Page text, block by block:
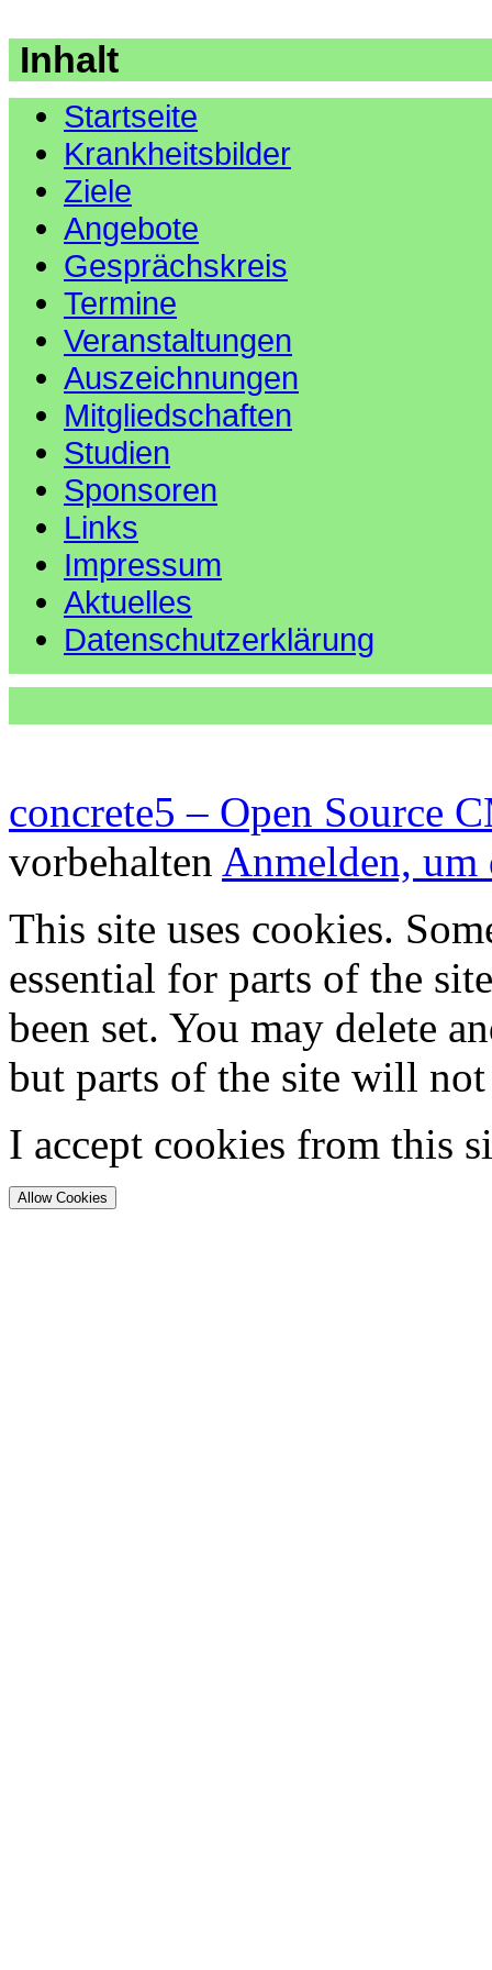
Inhalt
Startseite
Krankheitsbilder
Ziele
Angebote
Gesprächskreis
Termine
Veranstaltungen
Auszeichnungen
Mitgliedschaften
Studien
Sponsoren
Links
Impressum
Aktuelles
Datenschutzerklärung
concrete5 – Open Source
vorbehalten Anmelden, um
This site uses cookies.
essential for parts of the
been set. You may delete
but parts of the site will
I accept cookies from this